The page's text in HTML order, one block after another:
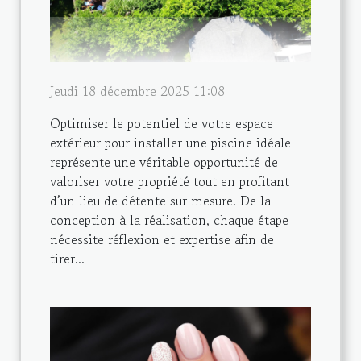
Jeudi 18 décembre 2025 11:08
Optimiser le potentiel de votre espace
extérieur pour installer une piscine idéale
représente une véritable opportunité de
valoriser votre propriété tout en profitant
d’un lieu de détente sur mesure. De la
conception à la réalisation, chaque étape
nécessite réflexion et expertise afin de
tirer...